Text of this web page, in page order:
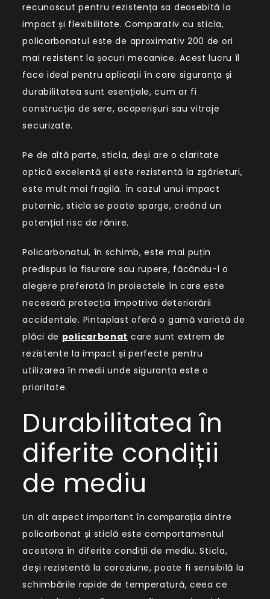
recunoscut pentru rezistența sa deosebită la
impact și flexibilitate. Comparativ cu sticla,
policarbonatul este de aproximativ 200 de ori
mai rezistent la șocuri mecanice. Acest lucru îl
face ideal pentru aplicații în care siguranța și
durabilitatea sunt esențiale, cum ar fi
construcția de sere, acoperișuri sau vitraje
securizate.
Pe de altă parte, sticla, deși are o claritate
optică excelentă și este rezistentă la zgârieturi,
este mult mai fragilă. În cazul unui impact
puternic, sticla se poate sparge, creând un
potențial risc de rănire.
Policarbonatul, în schimb, este mai puțin
predispus la fisurare sau rupere, făcându-l o
alegere preferată în proiectele în care este
necesară protecția împotriva deteriorării
accidentale. Pintaplast oferă o gamă variată de
plăci de policarbonat care sunt extrem de
rezistente la impact și perfecte pentru
utilizarea în medii unde siguranța este o
prioritate.
Durabilitatea în
diferite condiții
de mediu
Un alt aspect important în comparația dintre
policarbonat și sticlă este comportamentul
acestora în diferite condiții de mediu. Sticla,
deși rezistentă la coroziune, poate fi sensibilă la
schimbările rapide de temperatură, ceea ce